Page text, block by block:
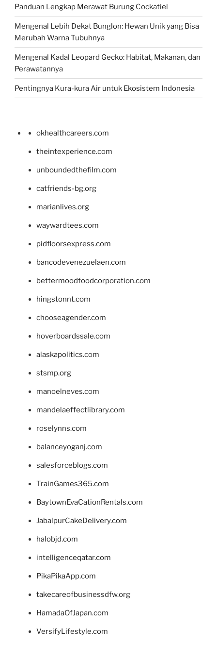
Panduan Lengkap Merawat Burung Cockatiel
Mengenal Lebih Dekat Bunglon: Hewan Unik yang Bisa
Merubah Warna Tubuhnya
Mengenal Kadal Leopard Gecko: Habitat, Makanan, dan
Perawatannya
Pentingnya Kura-kura Air untuk Ekosistem Indonesia
okhealthcareers.com
theintexperience.com
unboundedthefilm.com
catfriends-bg.org
marianlives.org
waywardtees.com
pidfloorsexpress.com
bancodevenezuelaen.com
bettermoodfoodcorporation.com
hingstonnt.com
chooseagender.com
hoverboardssale.com
alaskapolitics.com
stsmp.org
manoelneves.com
mandelaeffectlibrary.com
roselynns.com
balanceyoganj.com
salesforceblogs.com
TrainGames365.com
BaytownEvaCationRentals.com
JabalpurCakeDelivery.com
halobjd.com
intelligenceqatar.com
PikaPikaApp.com
takecareofbusinessdfw.org
HamadaOfJapan.com
VersifyLifestyle.com